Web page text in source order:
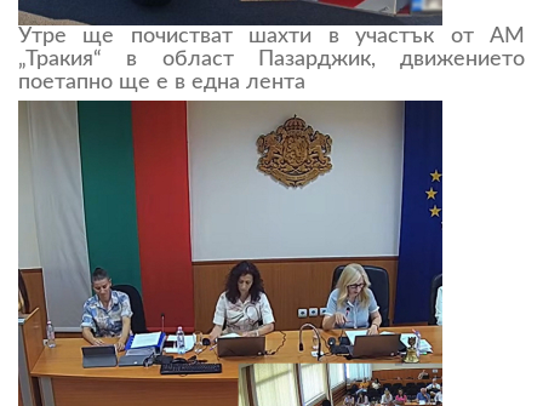
Утре ще почистват шахти в участък от АМ
„Тракия“ в област Пазарджик, движението
поетапно ще е в една лента